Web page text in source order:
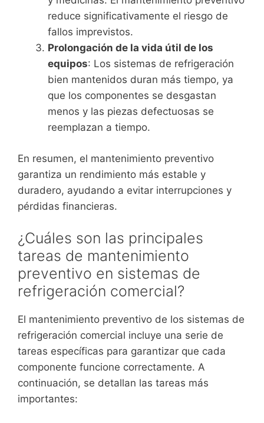
reduce significativamente el riesgo de
fallos imprevistos.
Prolongación de la vida útil de los
equipos: Los sistemas de refrigeración
bien mantenidos duran más tiempo, ya
que los componentes se desgastan
menos y las piezas defectuosas se
reemplazan a tiempo.
En resumen, el mantenimiento preventivo
garantiza un rendimiento más estable y
duradero, ayudando a evitar interrupciones y
pérdidas financieras.
¿Cuáles son las principales
tareas de mantenimiento
preventivo en sistemas de
refrigeración comercial?
El mantenimiento preventivo de los sistemas de
refrigeración comercial incluye una serie de
tareas específicas para garantizar que cada
componente funcione correctamente. A
continuación, se detallan las tareas más
importantes: